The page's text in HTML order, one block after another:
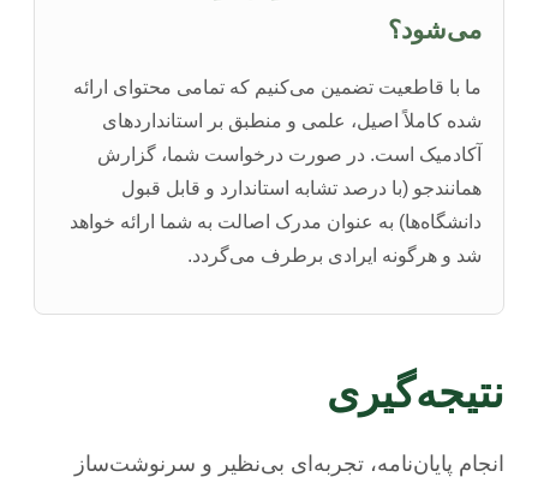
می‌شود؟
ما با قاطعیت تضمین می‌کنیم که تمامی محتوای ارائه
شده کاملاً اصیل، علمی و منطبق بر استانداردهای
آکادمیک است. در صورت درخواست شما، گزارش
همانندجو (با درصد تشابه استاندارد و قابل قبول
دانشگاه‌ها) به عنوان مدرک اصالت به شما ارائه خواهد
شد و هرگونه ایرادی برطرف می‌گردد.
نتیجه‌گیری
انجام پایان‌نامه، تجربه‌ای بی‌نظیر و سرنوشت‌ساز